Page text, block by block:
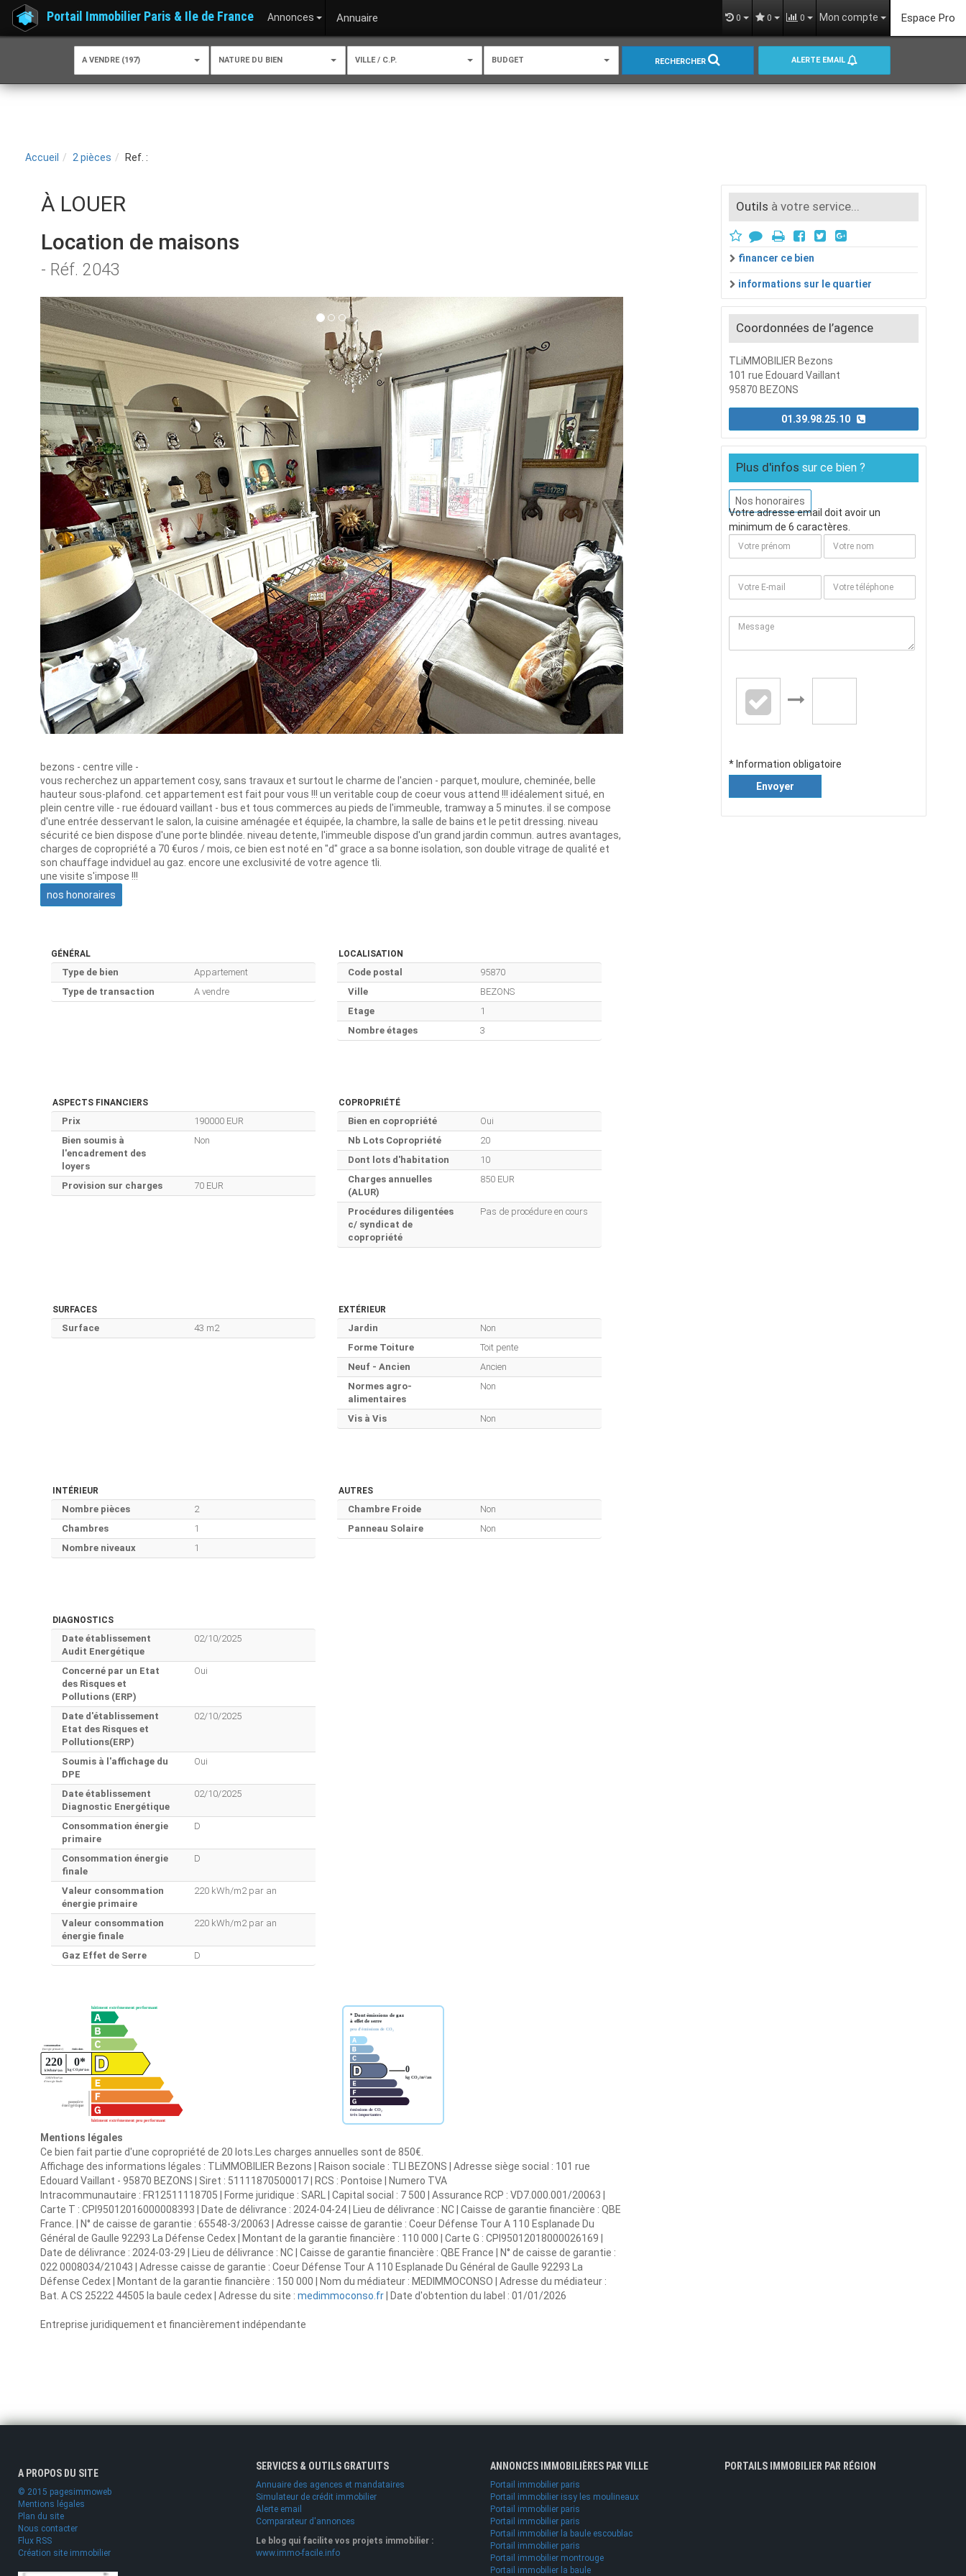
Portail Immobilier Paris & Ile de France Annonces Annuaire 0 0 0 Mon compte Espace Pro
A VENDRE (197) NATURE DU BIEN VILLE / C.P. BUDGET RECHERCHER ALERTE EMAIL
Accueil 2 pièces Ref. :
À LOUER
Location de maisons
- Réf. 2043
bezons - centre ville -
vous recherchez un appartement cosy, sans travaux et surtout le charme de l'ancien - parquet, moulure, cheminée, belle
hauteur sous-plafond. cet appartement est fait pour vous !!! un veritable coup de coeur vous attend !!! idéalement situé, en
plein centre ville - rue édouard vaillant - bus et tous commerces au pieds de l'immeuble, tramway a 5 minutes. il se compose
d'une entrée desservant le salon, la cuisine aménagée et équipée, la chambre, la salle de bains et le petit dressing. niveau
sécurité ce bien dispose d'une porte blindée. niveau detente, l'immeuble dispose d'un grand jardin commun. autres avantages,
charges de copropriété a 70 €uros / mois, ce bien est noté en "d" grace a sa bonne isolation, son double vitrage de qualité et
son chauffage indviduel au gaz. encore une exclusivité de votre agence tli.
une visite s'impose !!!
nos honoraires
GÉNÉRAL
Type de bien
Appartement
Type de transaction
A vendre
LOCALISATION
Code postal
95870
Ville
BEZONS
Etage
1
Nombre étages
3
ASPECTS FINANCIERS
Prix
190000 EUR
Bien soumis à
l'encadrement des
loyers
Non
Provision sur charges 70 EUR
COPROPRIÉTÉ
Bien en copropriété
Oui
Nb Lots Copropriété
20
Dont lots d'habitation
10
Charges annuelles
(ALUR)
850 EUR
Procédures diligentées
c/ syndicat de
copropriété
Pas de procédure en cours
SURFACES
Surface 43 m2
EXTÉRIEUR
Jardin
Non
Forme Toiture
Toit pente
Neuf - Ancien
Ancien
Normes agro-
alimentaires
Non
Vis à Vis Non
INTÉRIEUR
Nombre pièces
2
Chambres
1
Nombre niveaux
1
AUTRES
Chambre Froide
Non
Panneau Solaire
Non
DIAGNOSTICS
Date établissement
Audit Energétique
02/10/2025
Concerné par un Etat
des Risques et
Pollutions (ERP)
Oui
Date d'établissement
Etat des Risques et
Pollutions(ERP)
02/10/2025
Soumis à l'affichage du
DPE
Oui
Date établissement
Diagnostic Energétique
02/10/2025
Consommation énergie
primaire
D
Consommation énergie
finale
D
Valeur consommation
énergie primaire
220 kWh/m2 par an
Valeur consommation
énergie finale
220 kWh/m2 par an
Gaz Effet de Serre D
Mentions légales
Ce bien fait partie d'une copropriété de 20 lots.Les charges annuelles sont de 850€.
Affichage des informations légales : TLiMMOBILIER Bezons | Raison sociale : TLI BEZONS | Adresse siège social : 101 rue
Edouard Vaillant - 95870 BEZONS | Siret : 51111870500017 | RCS : Pontoise | Numero TVA
Intracommunautaire : FR12511118705 | Forme juridique : SARL | Capital social : 7 500 | Assurance RCP : VD7.000.001/20063 |
Carte T : CPI95012016000008393 | Date de délivrance : 2024-04-24 | Lieu de délivrance : NC | Caisse de garantie financière : QBE
France. | N° de caisse de garantie : 65548-3/20063 | Adresse caisse de garantie : Coeur Défense Tour A 110 Esplanade Du
Général de Gaulle 92293 La Défense Cedex | Montant de la garantie financière : 110 000 | Carte G : CPI95012018000026169 |
Date de délivrance : 2024-03-29 | Lieu de délivrance : NC | Caisse de garantie financière : QBE France | N° de caisse de garantie :
022 0008034/21043 | Adresse caisse de garantie : Coeur Défense Tour A 110 Esplanade Du Général de Gaulle 92293 La
Défense Cedex | Montant de la garantie financière : 150 000 | Nom du médiateur : MEDIMMOCONSO | Adresse du médiateur :
Bat. A CS 25222 44505 la baule cedex | Adresse du site : medimmoconso.fr | Date d'obtention du label : 01/01/2026
Entreprise juridiquement et financièrement indépendante
Outils à votre service...
financer ce bien
informations sur le quartier
Coordonnées de l’agence
TLiMMOBILIER Bezons
101 rue Edouard Vaillant
95870 BEZONS
01.39.98.25.10
Plus d'infos sur ce bien ?
Nos honoraires
Votre adresse email doit avoir un
minimum de 6 caractères.
* Information obligatoire
Envoyer
A PROPOS DU SITE
© 2015 pagesimmoweb
Mentions légales
Plan du site
Nous contacter
Flux RSS
Création site immobilier
SERVICES & OUTILS GRATUITS
Annuaire des agences et mandataires
Simulateur de crédit immobilier
Alerte email
Comparateur d'annonces
Le blog qui facilite vos projets immobilier :
www.immo-facile.info
ANNONCES IMMOBILIÈRES PAR VILLE
Portail immobilier paris
Portail immobilier issy les moulineaux
Portail immobilier paris
Portail immobilier paris
Portail immobilier la baule escoublac
Portail immobilier paris
Portail immobilier montrouge
Portail immobilier la baule
PORTAILS IMMOBILIER PAR RÉGION